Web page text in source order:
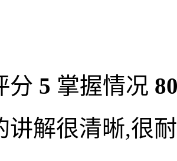
分 5 掌握情况
讲解很清晰,很